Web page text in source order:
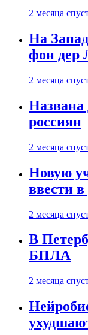
2 месяца
На
фон дер
2 месяца
Названа
россиян
2 месяца
Новую
ввести
2 месяца
В
БПЛА
2 месяца